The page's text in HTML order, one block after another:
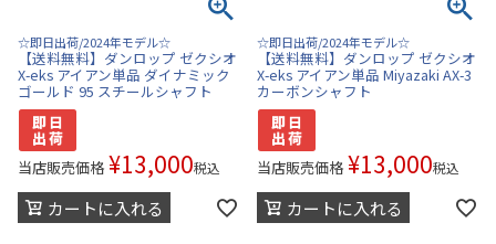
☆即日出荷/2024年モデル☆
【送料無料】ダンロップ ゼクシオ
X-eks アイアン単品 ダイナミック
ゴールド 95 スチールシャフト
当店販売価格 ¥13,000税込
カートに入れる
☆即日出荷/2024年モデル☆
【送料無料】ダンロップ ゼクシオ
X-eks アイアン単品 Miyazaki AX-3
カーボンシャフト
当店販売価格 ¥13,000税込
カートに入れる